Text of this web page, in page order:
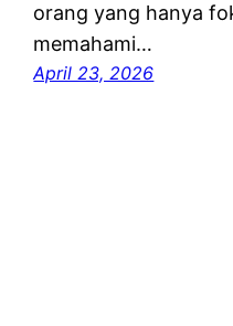
orang yang hanya
memahami…
April 23, 2026